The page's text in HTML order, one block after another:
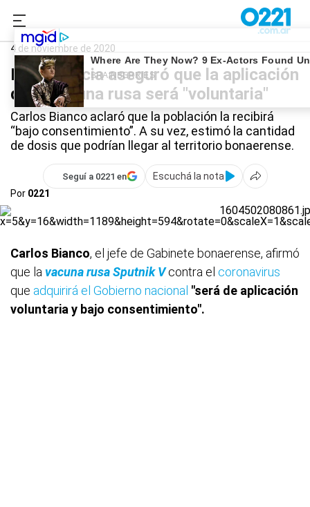
0221.com.ar
4 de noviembre de 2020
La Provincia aseguró que la aplicación
de la vacuna rusa será "voluntaria"
Carlos Bianco aclaró que la población la recibirá
“bajo consentimiento”. A su vez, estimó la cantidad
de dosis que podrían llegar al territorio bonaerense.
Seguí a 0221 en
Escuchá la nota
Por 0221
Carlos Bianco, el jefe de Gabinete bonaerense, afirmó
que la vacuna rusa Sputnik Vcontra el coronavirus
que adquirirá el Gobierno nacional "será de aplicación
voluntaria y bajo consentimiento".